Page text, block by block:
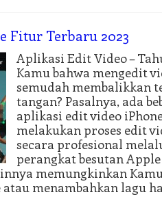
Fitur Terbaru 2023
Aplikasi Edit Video –
Kamu bahwa mengedit
semudah membalikkan
tangan? Pasalnya, ada
aplikasi edit video
melakukan proses edit
secara profesional
perangkat besutan
memungkinkan
menambahkan lagu